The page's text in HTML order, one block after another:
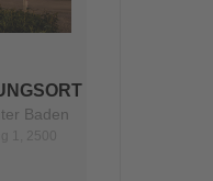
Baden